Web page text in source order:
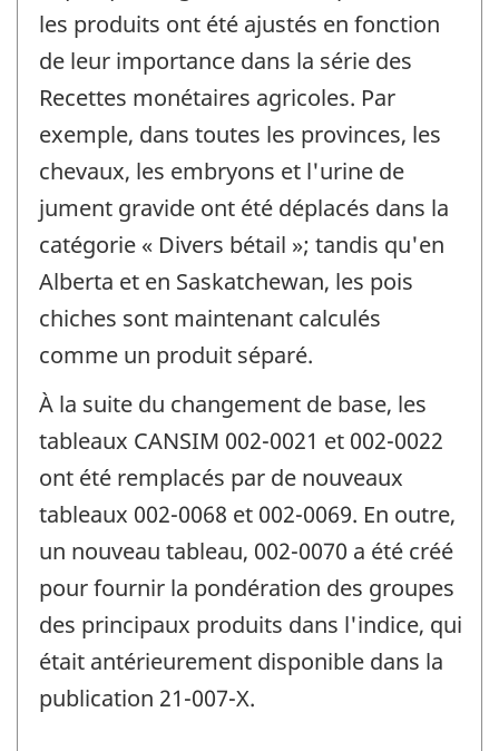
les produits ont été ajustés en fonction
de leur importance dans la série des
Recettes monétaires agricoles. Par
exemple, dans toutes les provinces, les
chevaux, les embryons et l'urine de
jument gravide ont été déplacés dans la
catégorie « Divers bétail »; tandis qu'en
Alberta et en Saskatchewan, les pois
chiches sont maintenant calculés
comme un produit séparé.
À la suite du changement de base, les
tableaux CANSIM 002-0021 et 002-0022
ont été remplacés par de nouveaux
tableaux 002-0068 et 002-0069. En outre,
un nouveau tableau, 002-0070 a été créé
pour fournir la pondération des groupes
des principaux produits dans l'indice, qui
était antérieurement disponible dans la
publication 21-007-X.